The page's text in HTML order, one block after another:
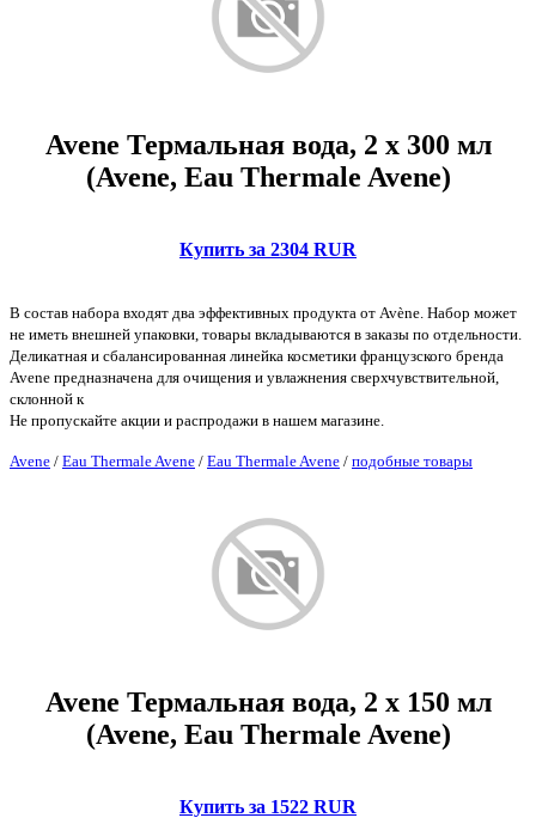
Avene Термальная вода, 2 х 300 мл
(Avene, Eau Thermale Avene)
Купить за 2304 RUR
В состав набора входят два эффективных продукта от Avène. Набор может
не иметь внешней упаковки, товары вкладываются в заказы по отдельности.
Деликатная и сбалансированная линейка косметики французского бренда
Avene предназначена для очищения и увлажнения сверхчувствительной,
склонной к
Не пропускайте акции и распродажи в нашем магазине.
Avene / Eau Thermale Avene / Eau Thermale Avene / подобные товары
Avene Термальная вода, 2 х 150 мл
(Avene, Eau Thermale Avene)
Купить за 1522 RUR